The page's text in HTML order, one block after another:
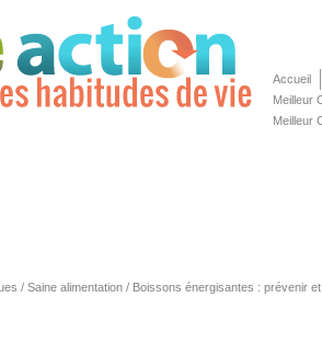
Accueil
Meilleur
Meilleur
/ Saine alimentation / Boissons énergisantes : prévenir